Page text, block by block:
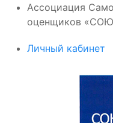
Ассоциация
оценщиков
Личный кабинет